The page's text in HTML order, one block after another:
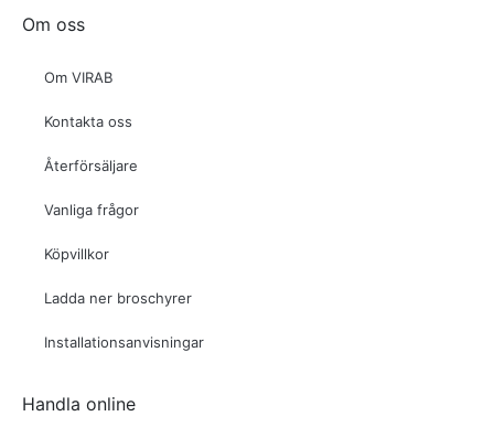
Om oss
Om VIRAB
Kontakta oss
Återförsäljare
Vanliga frågor
Köpvillkor
Ladda ner broschyrer
Installationsanvisningar
Handla online